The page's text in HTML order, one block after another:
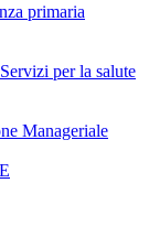
primaria
per la salute
Manageriale